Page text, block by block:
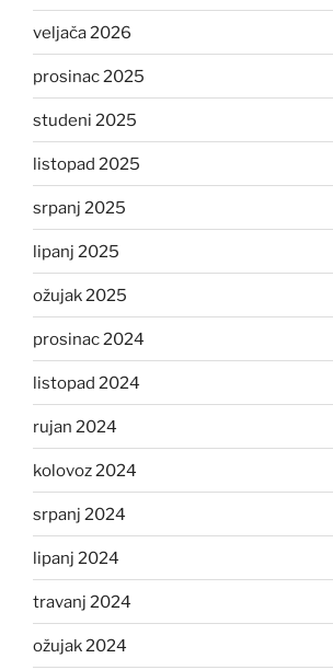
veljača 2026
prosinac 2025
studeni 2025
listopad 2025
srpanj 2025
lipanj 2025
ožujak 2025
prosinac 2024
listopad 2024
rujan 2024
kolovoz 2024
srpanj 2024
lipanj 2024
travanj 2024
ožujak 2024